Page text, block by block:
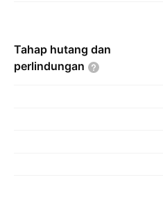
Tahap hutang dan
perlindungan